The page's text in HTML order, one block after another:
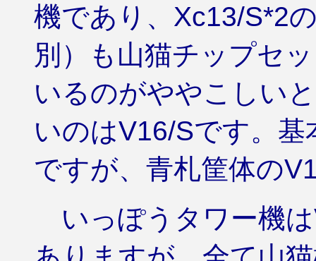
機であり、Xc13/S*2
別）も山猫チップセ
いるのがややこしい
いのはV16/Sです。
ですが、青札筐体の
いっぽうタワー機